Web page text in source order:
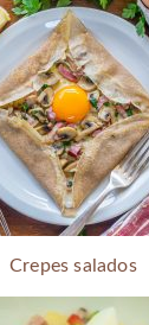
Crepes salados